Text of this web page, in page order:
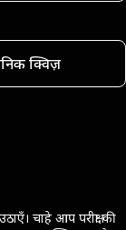
क्विज़
चाहे आप परीक्षा की